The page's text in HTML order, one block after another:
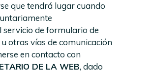
que tendrá lugar cuando
servicio de formulario de
otras vías de comunicación
en contacto con
DE LA WEB, dado